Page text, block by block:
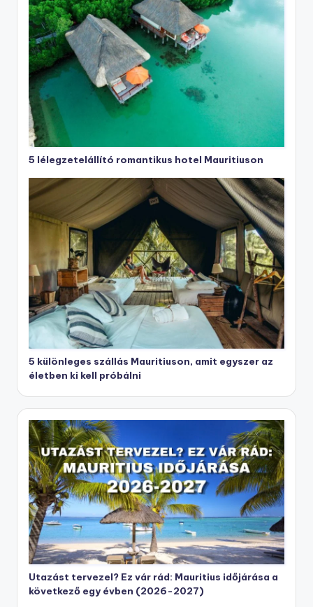
5 lélegzetelállító romantikus hotel Mauritiuson
5 különleges szállás Mauritiuson, amit egyszer az
életben ki kell próbálni
Utazást tervezel? Ez vár rád: Mauritius időjárása a
következő egy évben (2026-2027)